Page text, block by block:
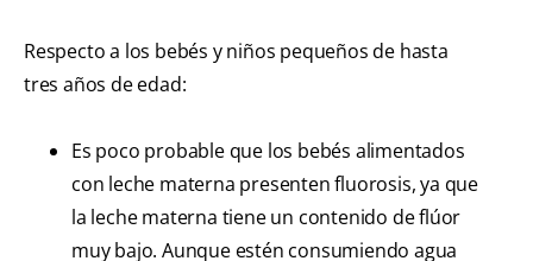
Respecto a los bebés y niños pequeños de hasta
tres años de edad:
Es poco probable que los bebés alimentados
con leche materna presenten fluorosis, ya que
la leche materna tiene un contenido de flúor
muy bajo. Aunque estén consumiendo agua